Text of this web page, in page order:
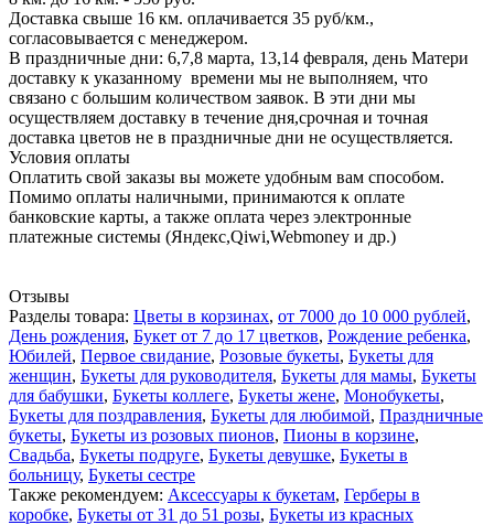
Доставка свыше 16 км. оплачивается 35 руб/км.,
согласовывается с менеджером.
В праздничные дни: 6,7,8 марта, 13,14 февраля, день Матери
доставку к указанному времени мы не выполняем, что
связано с большим количеством заявок. В эти дни мы
осуществляем доставку в течение дня,срочная и точная
доставка цветов не в праздничные дни не осуществляется.
Условия оплаты
Оплатить свой заказы вы можете удобным вам способом.
Помимо оплаты наличными, принимаются к оплате
банковские карты, а также оплата через электронные
платежные системы (Яндекс,Qiwi,Webmoney и др.)
Отзывы
Разделы товара: Цветы в корзинах, от 7000 до 10 000 рублей,
День рождения, Букет от 7 до 17 цветков, Рождение ребенка,
Юбилей, Первое свидание, Розовые букеты, Букеты для
женщин, Букеты для руководителя, Букеты для мамы, Букеты
для бабушки, Букеты коллеге, Букеты жене, Монобукеты,
Букеты для поздравления, Букеты для любимой, Праздничные
букеты, Букеты из розовых пионов, Пионы в корзине,
Свадьба, Букеты подруге, Букеты девушке, Букеты в
больницу, Букеты сестре
Также рекомендуем: Аксессуары к букетам, Герберы в
коробке, Букеты от 31 до 51 розы, Букеты из красных